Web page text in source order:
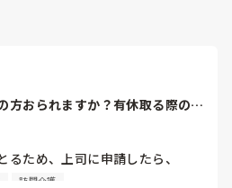
方おられますか？有休取る際の、
ため、上司に申請したら、
えるとのこと。
訪問介護